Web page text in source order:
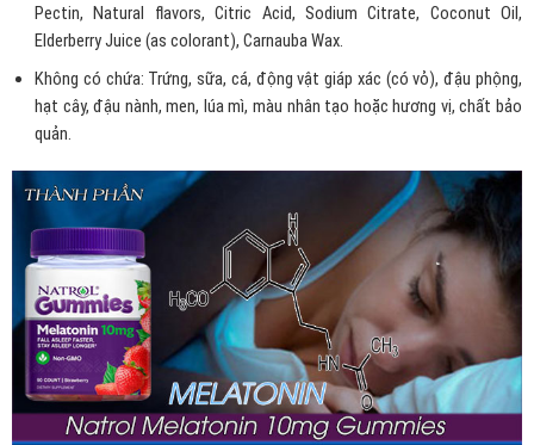
Pectin, Natural flavors, Citric Acid, Sodium Citrate, Coconut Oil,
Elderberry Juice (as colorant), Carnauba Wax.
Không có chứa: Trứng, sữa, cá, động vật giáp xác (có vỏ), đậu phộng,
hạt cây, đậu nành, men, lúa mì, màu nhân tạo hoặc hương vị, chất bảo
quản.